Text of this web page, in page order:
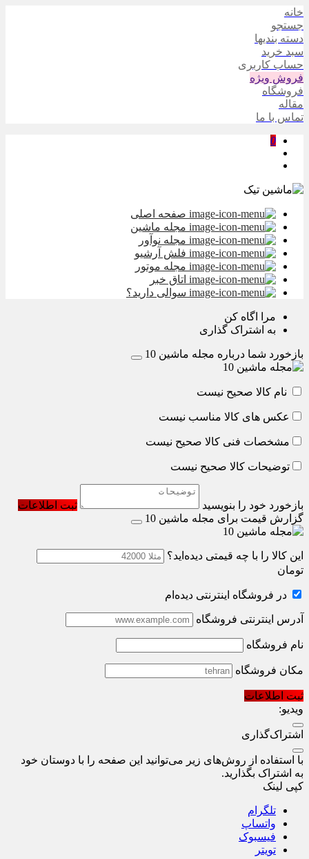
خانه
جستجو
دسته بندیها
سبد خرید
حساب کاربری
فروش ویژه
فروشگاه
مقاله
تماس با ما
0
صفحه اصلی
مجله ماشین
مجله نوآور
فلش آرشیو
مجله موتور
اتاق خبر
سوالی دارید؟
مرا اگاه کن
به اشتراک گذاری
بازخورد شما درباره مجله ماشین 10
نام کالا صحیح نیست
عکس های کالا مناسب نیست
مشخصات فنی کالا صحیح نیست
توضیحات کالا صحیح نیست
بازخورد خود را بنویسید
ثبت اطلاعات
گزارش قیمت برای مجله ماشین 10
این کالا را با چه قیمتی دیده‌اید؟
تومان
در فروشگاه اینترنتی دیده‌ام
آدرس اینترنتی فروشگاه
نام فروشگاه
مکان فروشگاه
ثبت اطلاعات
ویدیو:
اشتراک‌گذاری
با استفاده از روش‌های زیر می‌توانید این صفحه را با دوستان خود
به اشتراک بگذارید.
کپی لینک
تلگرام
واتساپ
فیسبوک
تویتر